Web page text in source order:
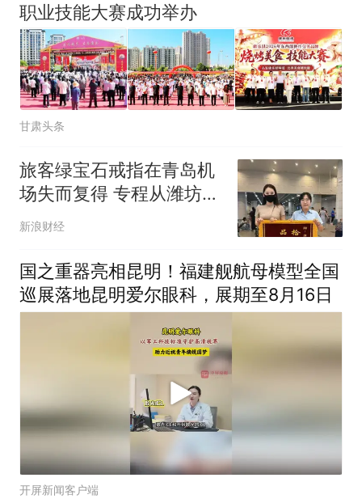
职业技能大赛成功举办
甘肃头条
旅客绿宝石戒指在青岛机
场失而复得 专程从潍坊赶
来致谢
新浪财经
国之重器亮相昆明！福建舰航母模型全国
巡展落地昆明爱尔眼科，展期至8月16日
开屏新闻客户端